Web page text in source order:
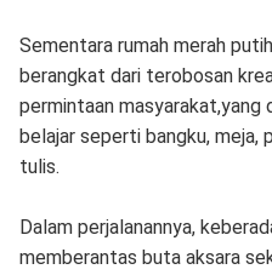
Sementara rumah merah
berangkat dari terobosan
permintaan masyarakat,yang
belajar seperti bangku, meja,
tulis.
Dalam perjalanannya,
memberantas buta aksara